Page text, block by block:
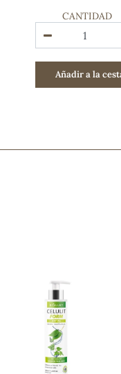
COSMÉTICA E
Cremas,
Hombre
Higiene
Labiales
Higiene íntima
CANTIDAD
Añadir a la